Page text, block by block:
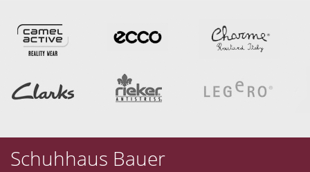
Schuhhaus Bauer